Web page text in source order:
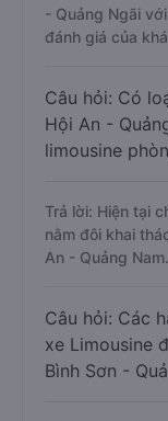
- Quảng Ngãi
đánh giá của
Câu hỏi: Có
Hội An -
limousine
Trả lời: Hiện tại
nằm đôi khai
An - Quảng Nam.
Câu hỏi: Các
xe Limousine
Bình Sơn -